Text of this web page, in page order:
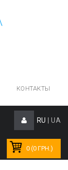
КОНТАКТЫ
RU UA
0 (0 ГРН.)